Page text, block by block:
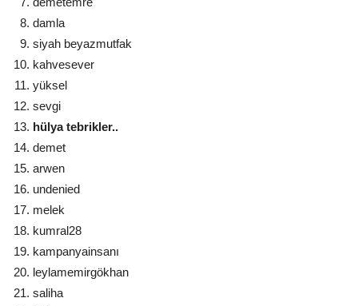
damla
siyah beyazmutfak
kahvesever
yüksel
sevgi
hülya tebrikler..
demet
arwen
undenied
melek
kumral28
kampanyainsanı
leylamemirgökhan
saliha